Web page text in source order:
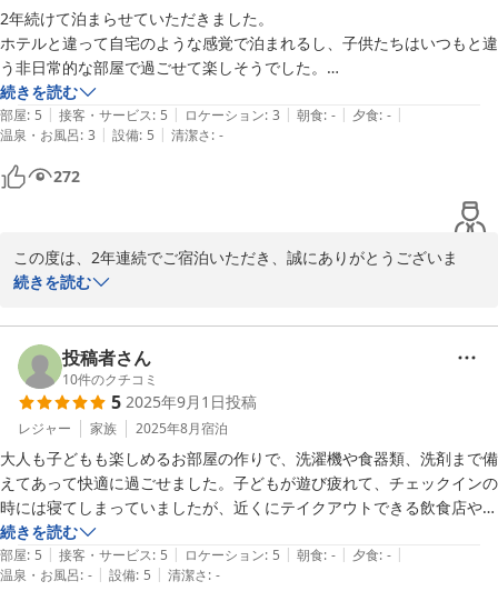
今後ともよろしくお願いいたします。
ＪＲ Ｍｏｂｉｌｅ Ｉｎｎ Ｓａｐｐｏｒｏ ｋｏｔｏｎｉ
2026-03-19
2年続けて泊まらせていただきました。
ホテルと違って自宅のような感覚で泊まれるし、子供たちはいつもと違
う非日常的な部屋で過ごせて楽しそうでした。
一つだけ残念なのはこのホテルは関係ありませんが、ホテルの裏でやっ
てるビアガーデンが23:30までやっていて音楽やマイクで何か話してい
たり結構音を気にする人には苦痛かもしれません。JRの音より気になり
ます。
耳栓は用意されてますが、子供たちに何かあっても困るので私たちは付
それ以外不満は何もありません。
続きを読む
部屋: 5 | 接客・サービス: 5 | ロケーション: 3 | 朝食: - | 夕食: - |
温泉・お風呂: 3 | 設備: 5 | 清潔さ: -
272
この度は、2年連続でご宿泊いただき、誠にありがとうございま
す。
ご滞在にご満足いただけたこと、そして「また利用したい」とのお
言葉、大変嬉しく思います。
またのお越しを心よりお待ちしております。
2025-09-18
続きを読む
投稿者さん
10件のクチコミ
5 2025年9月1日投稿
レジャー 家族 2025年8月宿泊
大人も子どもも楽しめるお部屋の作りで、洗濯機や食器類、洗剤まで備
えてあって快適に過ごせました。子どもが遊び疲れて、チェックインの
時には寝てしまっていましたが、近くにテイクアウトできる飲食店やコ
ンビニもあったので助かりました。また利用したいです。
続きを読む
部屋: 5 | 接客・サービス: 5 | ロケーション: 5 | 朝食: - | 夕食: - |
温泉・お風呂: - | 設備: 5 | 清潔さ: -